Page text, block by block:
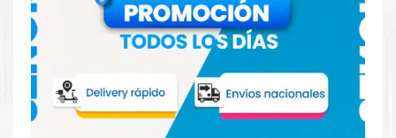
Confíe en el rendimiento, tanto si imprime en blanco y
negro como en color.